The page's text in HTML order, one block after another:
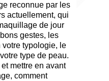
reconnue par les
actuellement, qui
de jour
gestes, les
typologie, le
type de peau.
mettre en avant
comment